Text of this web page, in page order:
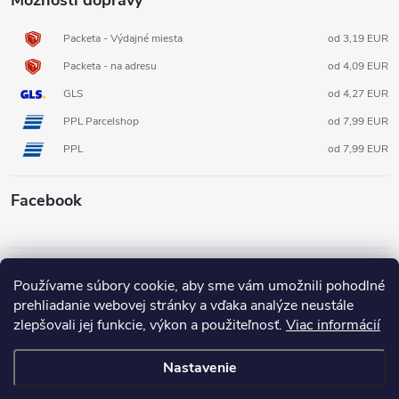
Používame súbory cookie, aby sme vám umožnili pohodlné
prehliadanie webovej stránky a vďaka analýze neustále
zlepšovali jej funkcie, výkon a použiteľnosť. Viac informácií
Nastavenie
Packeta - Výdajné miesta
od 3,19 EUR
Packeta - na adresu
od 4,09 EUR
GLS
od 4,27 EUR
PPL Parcelshop
od 7,99 EUR
PPL
od 7,99 EUR
Facebook